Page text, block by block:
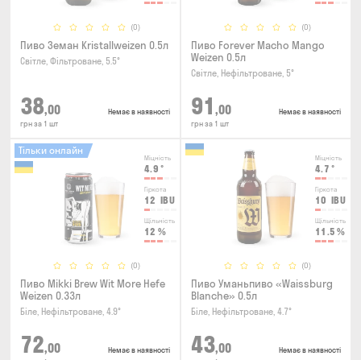
(0)
Пиво Земан Kristallweizen 0.5л
Світле, Фільтроване, 5.5°
38,00
грн за 1 шт
Немає в наявності
(0)
Пиво Forever Macho Mango
Weizen 0.5л
Світле, Нефільтроване, 5°
91 ,00
грн за 1 шт
Немає в наявності
Міцність
4.9 °
Гіркота
12 IBU
Щільність
12 %
(0)
Тільки онлайн
Пиво Mikki Brew Wit More Hefe
Weizen 0.33л
Біле, Нефільтроване, 4.9°
72,00 Немає в наявності
Міцність
4.7 °
Гіркота
10 IBU
Щільність
11.5 %
(0)
Пиво Уманьпиво «Waissburg
Blanche» 0.5л
Біле, Нефільтроване, 4.7°
43,00 Немає в наявності